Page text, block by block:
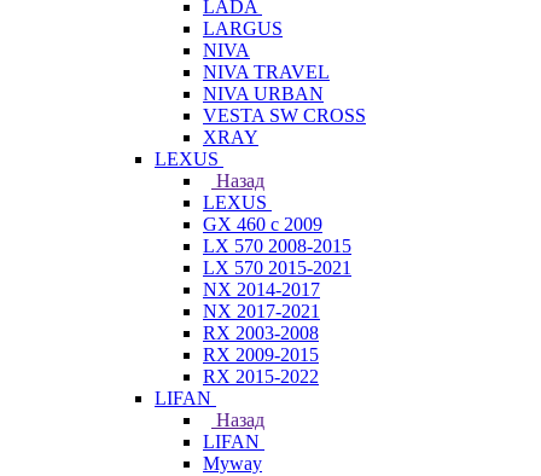
LADA
LARGUS
NIVA
NIVA TRAVEL
NIVA URBAN
VESTA SW CROSS
XRAY
LEXUS
Назад
LEXUS
GX 460 с 2009
LX 570 2008-2015
LX 570 2015-2021
NX 2014-2017
NX 2017-2021
RX 2003-2008
RX 2009-2015
RX 2015-2022
LIFAN
Назад
LIFAN
Myway